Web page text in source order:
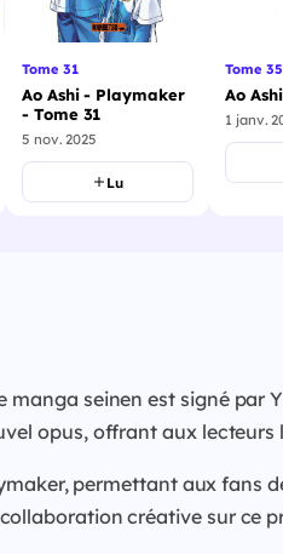
Tome 31
Ao Ashi - Playmaker
- Tome 31
5 nov. 2025
Lu
Tome 35
Ao
1 janv.
manga seinen est signé
opus, offrant aux lecteurs
permettant aux fans
créative sur ce